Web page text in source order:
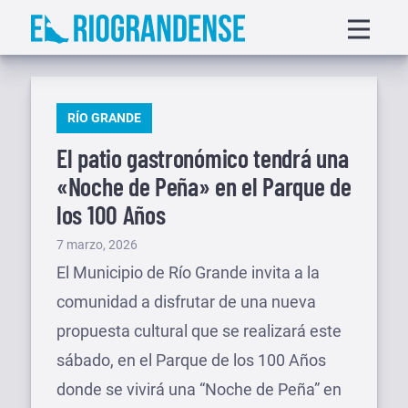
Saltar
menu
PUBLICADO
RÍO GRANDE
El patio gastronómico tendrá una
«Noche de Peña» en el Parque de
los 100 Años
Publicado
el
7 marzo, 2026
El Municipio de Río Grande invita a la
comunidad a disfrutar de una nueva
propuesta cultural que se realizará este
sábado, en el Parque de los 100 Años
donde se vivirá una “Noche de Peña” en